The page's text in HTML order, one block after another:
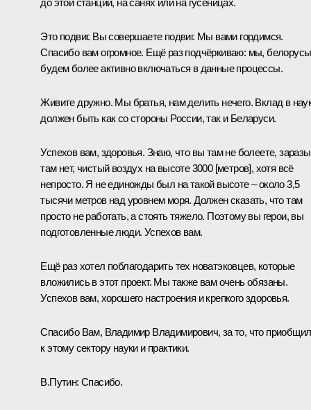
Это подвиг. Вы совершаете подвиг. Мы вами гордимся.
Спасибо вам огромное. Ещё раз подчёркиваю: мы,
будем более активно включаться в данные процессы.
Живите дружно. Мы братья, нам делить нечего. Вклад в
должен быть как со стороны России, так и Беларуси.
Успехов вам, здоровья. Знаю, что вы там не болеете, заразы
там нет, чистый воздух на высоте 3000 [метров], хотя всё
непросто. Я не единожды был на такой высоте – около 3,5
тысячи метров над уровнем моря. Должен сказать, что там
просто не работать, а стоять тяжело. Поэтому вы герои, вы
подготовленные люди. Успехов вам.
Ещё раз хотел поблагодарить тех новатэковцев, которые
вложились в этот проект. Мы также вам очень обязаны.
Успехов вам, хорошего настроения и крепкого здоровья.
Спасибо Вам, Владимир Владимирович, за то, что
к этому сектору науки и практики.
В.Путин: Спасибо.